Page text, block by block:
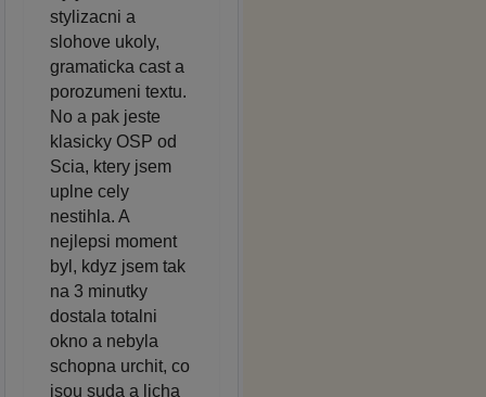
stylizacni a
slohove ukoly,
gramaticka cast a
porozumeni textu.
No a pak jeste
klasicky OSP od
Scia, ktery jsem
uplne cely
nestihla. A
nejlepsi moment
byl, kdyz jsem tak
na 3 minutky
dostala totalni
okno a nebyla
schopna urchit, co
jsou suda a licha